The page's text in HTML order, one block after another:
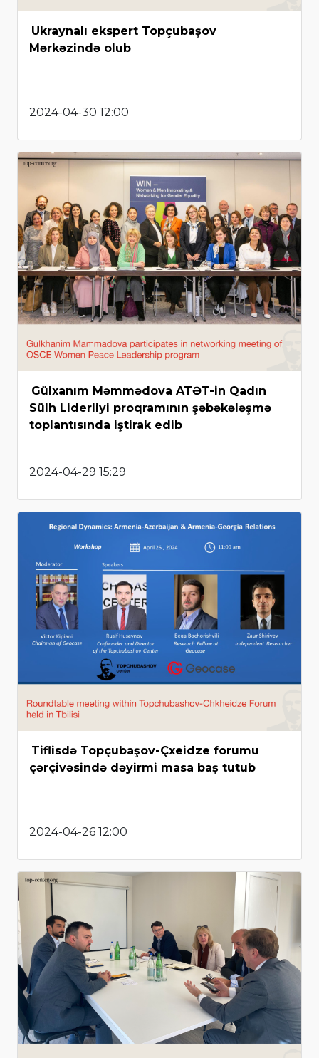
Ukraynalı ekspert Topçubaşov
Mərkəzində olub
2024-04-30 12:00
Gülxanım Məmmədova ATƏT-in Qadın
Sülh Liderliyi proqramının şəbəkələşmə
toplantısında iştirak edib
2024-04-29 15:29
Tiflisdə Topçubaşov-Çxeidze forumu
çərçivəsində dəyirmi masa baş tutub
2024-04-26 12:00